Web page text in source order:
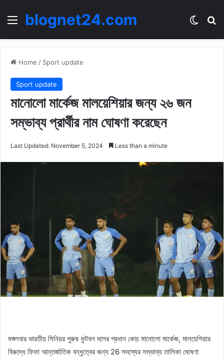
Menublognet24.com
Home / Sport update
Sport update
মানোলো মার্কেজ মালয়েশিয়ার জন্য ২৬ জন
সম্ভাব্য প্রার্থীর নাম ঘোষণা করেছেন
Last Updated: November 5, 2024 Less than a minute
মঙ্গলবার ভারতীয় সিনিয়র পুরুষ ফুটবল দলের প্রধান কোচ মানোলো মার্কেজ, মালয়েশিয়ার
বিরুদ্ধে ফিফা আন্তর্জাতিক বন্ধুত্বের জন্য 26 সদস্যের সম্ভাব্য তালিকা ঘোষণা